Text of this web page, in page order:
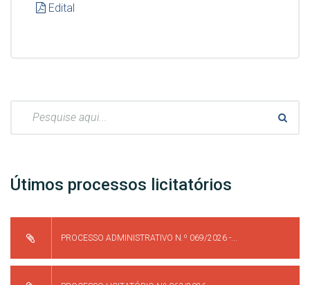
Edital
Útimos processos licitatórios
PROCESSO ADMINISTRATIVO N.º 069/2026 -...